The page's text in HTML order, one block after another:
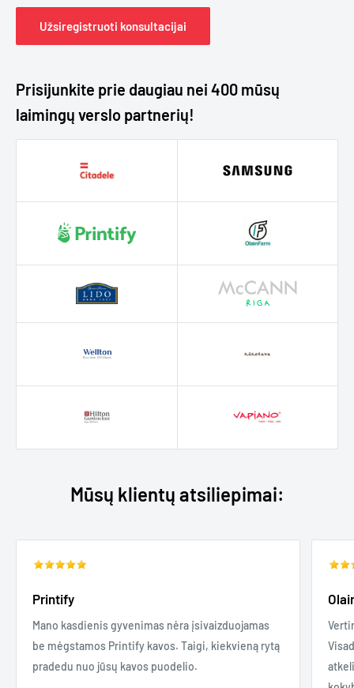
Užsiregistruoti konsultacijai
Prisijunkite prie daugiau nei 400 mūsų
laimingų verslo partnerių!
Mūsų klientų atsiliepimai:
Printify
Mano kasdienis gyvenimas nėra įsivaizduojamas
be mėgstamos Printify kavos. Taigi, kiekvieną rytą
pradedu nuo jūsų kavos puodelio.